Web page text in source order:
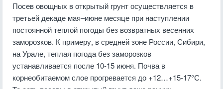
Посев овощных в открытый грунт осуществляется в
третьей декаде мая–июне месяце при наступлении
постоянной теплой погоды без возвратных весенних
заморозков. К примеру, в средней зоне России, Сибири,
на Урале, теплая погода без заморозков
устанавливается после 10-15 июня. Почва в
корнеобитаемом слое прогревается до +12…+15-17°С.